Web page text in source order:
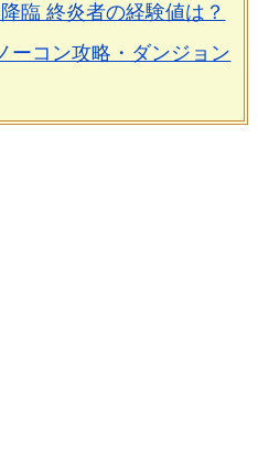
臨 終炎者の経験値は？
ーコン攻略・ダンジョン